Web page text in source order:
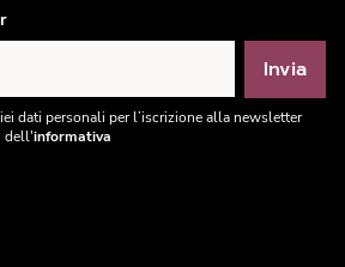
Invia
dati personali per l’iscrizione alla newsletter
dell'informativa